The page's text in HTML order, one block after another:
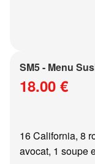
SM5 - Menu
18.00 €
16 California, 8
avocat, 1 soupe